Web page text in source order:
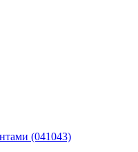
(041043)